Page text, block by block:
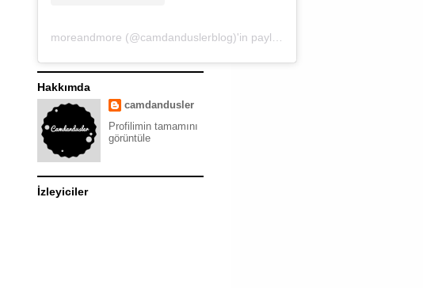
Hakkımda
camdandusler
Profilimin tamamını
görüntüle
İzleyiciler